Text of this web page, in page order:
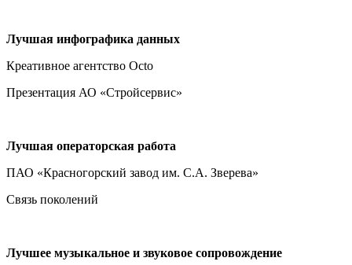
Лучшая инфографика данных
Креативное агентство Octo
Презентация АО «Стройсервис»
Лучшая операторская работа
ПАО «Красногорский завод им. С.А. Зверева»
Связь поколений
Лучшее музыкальное и звуковое сопровождение